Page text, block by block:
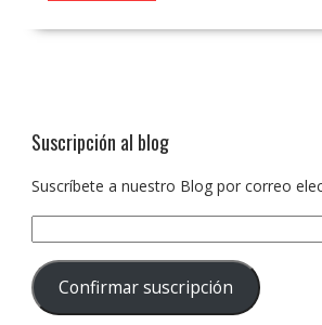
Suscripción al blog
Suscríbete a nuestro Blog por correo
de
correo
electrónico:
Confirmar suscripción